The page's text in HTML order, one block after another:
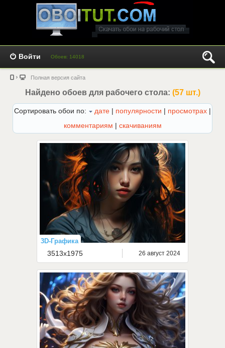
Войти Обоев: 14018
Полная версия сайта
Найдено обоев для рабочего стола: (57 шт.)
Сортировать обои по: дате | популярности | просмотрах |
комментариям | скачиваниям
3D-Графика
3513x1975 26 август 2024